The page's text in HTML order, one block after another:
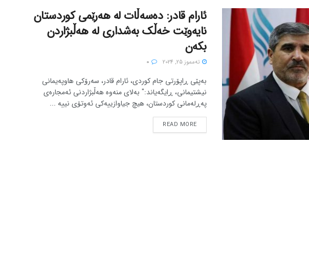
ئارام قادر: دەسەڵات لە هەرێمی کوردستان
نایەوێت خەڵک بەشداری لە هەڵبژاردن
بکەن
ته‌مموز 25, 2024
بەپێی ڕاپۆرتی جام کوردی، ئارام قادر، سەرۆکی هاوپەیمانی
نیشتیمانی، ڕایگەیاند:" بەلای منەوە هەڵبژاردنی ئەمجارەی
پەڕلەمانی کوردستان، هیچ جیاوازییەکی ئەوتۆی نییە ...
READ MORE